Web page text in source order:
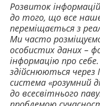
Розвиток
до того, що все
переміщається з
Ми часто
особистих даних –
інформацію про
здійснюються
система «розумний
до всесвітнього